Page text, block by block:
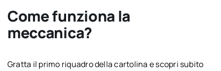
Come funziona la
meccanica?
Gratta il primo riquadro della cartolina e scopri subito